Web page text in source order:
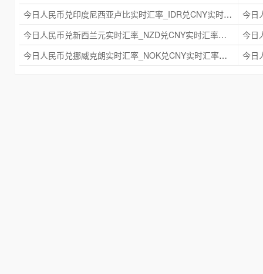
今日人民币兑印度尼西亚卢比实时汇率_IDR兑CNY实时汇率查询 2025年09月21日
今日人民币兑新西兰元实时汇率_NZD兑CNY实时汇率查询 2025年09月21日
今日人民币兑挪威克朗实时汇率_NOK兑CNY实时汇率查询 2025年09月21日